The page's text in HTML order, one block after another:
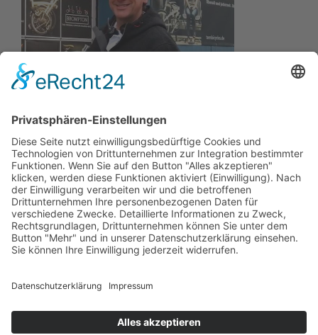
Wir wollen Ihr persönlicher Online Marine Spezialist sein,
der sich auf die Fahne geschrieben hat, der zuverlässigste
und preiswerteste Anbieter zu sein.
Wir sind ständig im Wachstum und wissen Ihr Vertrauen zu
schätzen.
Kay-Lucas Kaniewski